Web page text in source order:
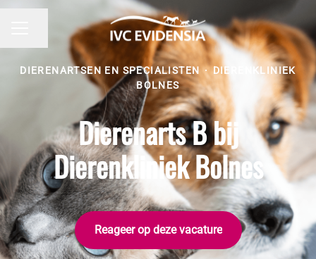
CARRIÈREMENU
Pagina delen
DIERENARTSEN EN SPECIALISTEN · DIERENKLINIEK
BOLNES
Dierenarts B bij
Dierenkliniek Bolnes
Reageer op deze vacature